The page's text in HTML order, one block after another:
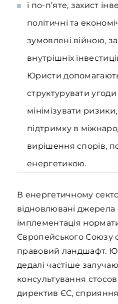
і по-п’яте, захист
політичні та
зумовлені війною,
внут­рішніх
Юристи
структурувати
мінімізувати
підтримку в
вирішення спорів,
енергетикою.
В енергетичному
відновлювані джерела
імплементація
Європейського Союзу
правовий ландшафт.
дедалі частіше
консультування
директив ЄС, сприяння